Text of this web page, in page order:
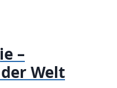
–
Welt